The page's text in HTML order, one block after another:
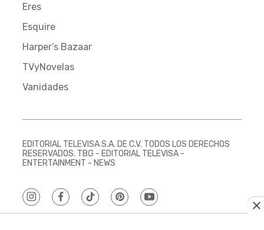
Eres
Esquire
Harper’s Bazaar
TVyNovelas
Vanidades
EDITORIAL TELEVISA S.A. DE C.V. TODOS LOS DERECHOS
RESERVADOS. TBG - EDITORIAL TELEVISA -
ENTERTAINMENT - NEWS
instagramfacebooktiktokpinterestyoutube